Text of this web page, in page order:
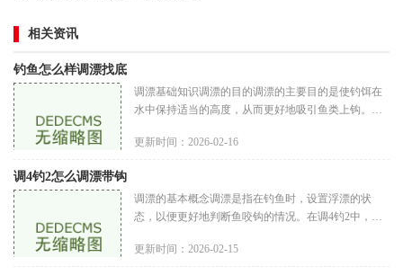
相关资讯
钓鱼怎么样调漂找底
调漂基础知识调漂的目的调漂的主要目的是使钓饵在
水中保持适当的高度，从而更好地吸引鱼类上钩。通
鱼儿的咬钩信号。浮漂的种
更新时间：2026-02-16
调4钓2怎么调漂带钩
调漂的基本概念调漂是指在钓鱼时，设置浮漂的状
态，以便更好地判断鱼咬钩的情况。在调4钓2中，调
态，从而提高鱼儿上钩的概率。浮
更新时间：2026-02-15